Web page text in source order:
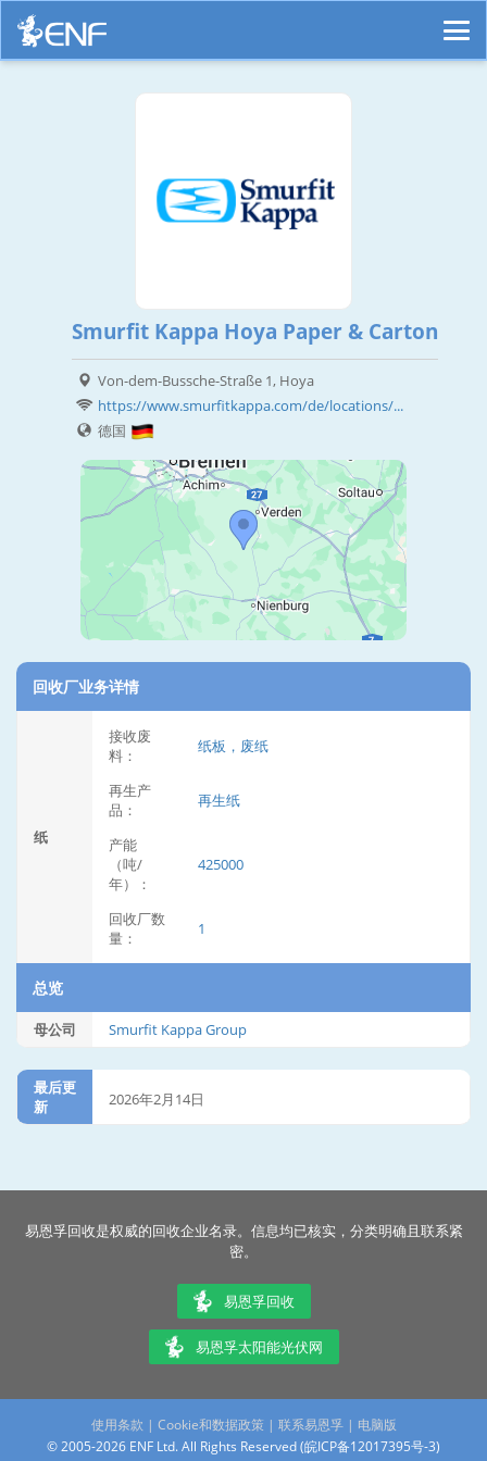
Smurfit Kappa Hoya Paper & Carton
Von-dem-Bussche-Straße 1, Hoya
https://www.smurfitkappa.com/de/locations/...
德国
回收厂业务详情
纸
接收废
料：
纸板，废纸
再生产
品：
再生纸
产能
（吨/
年）：
425000
回收厂数
量：
1
总览
母公司 Smurfit Kappa Group
最后更
新
2026年2月14日
易恩孚回收是权威的回收企业名录。信息均已核实，分类明确且联系紧
密。
易恩孚回收
易恩孚太阳能光伏网
使用条款 | Cookie和数据政策| 联系易恩孚 | 电脑版
© 2005-2026 ENF Ltd. All Rights Reserved (皖ICP备12017395号-3)